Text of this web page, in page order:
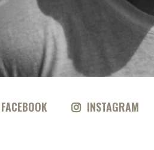
FACEBOOK INSTAGRAM